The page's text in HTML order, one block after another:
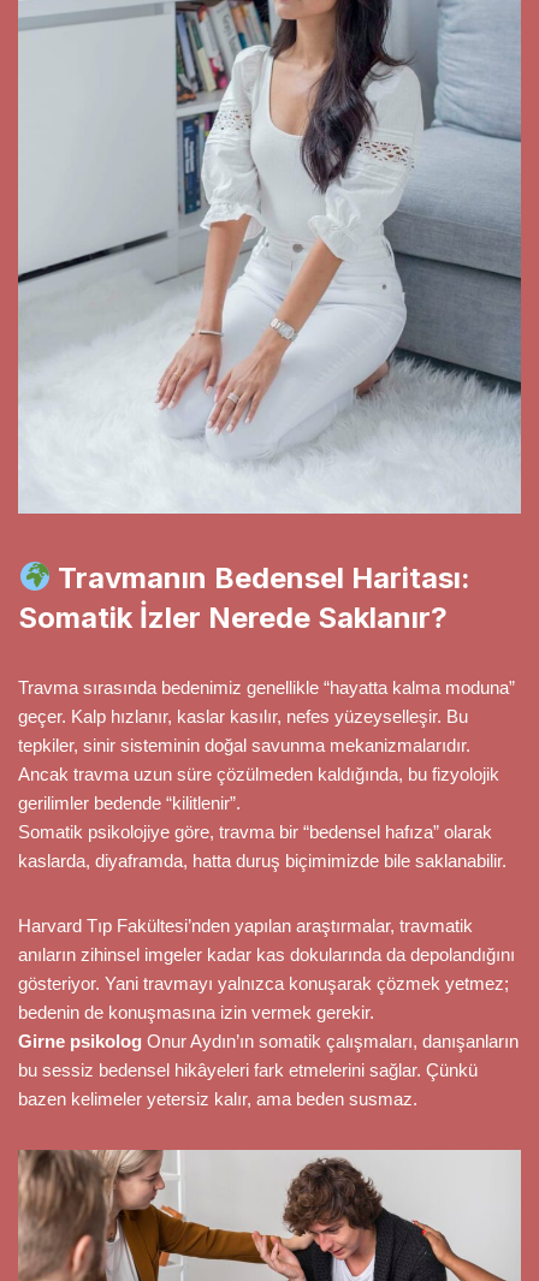
Travmanın Bedensel Haritası:
Somatik İzler Nerede Saklanır?
Travma sırasında bedenimiz genellikle “hayatta kalma moduna”
geçer. Kalp hızlanır, kaslar kasılır, nefes yüzeyselleşir. Bu
tepkiler, sinir sisteminin doğal savunma mekanizmalarıdır.
Ancak travma uzun süre çözülmeden kaldığında, bu fizyolojik
gerilimler bedende “kilitlenir”.
Somatik psikolojiye göre, travma bir “bedensel hafıza” olarak
kaslarda, diyaframda, hatta duruş biçimimizde bile saklanabilir.
Harvard Tıp Fakültesi’nden yapılan araştırmalar, travmatik
anıların zihinsel imgeler kadar kas dokularında da depolandığını
gösteriyor. Yani travmayı yalnızca konuşarak çözmek yetmez;
bedenin de konuşmasına izin vermek gerekir.
Girne psikolog Onur Aydın’ın somatik çalışmaları, danışanların
bu sessiz bedensel hikâyeleri fark etmelerini sağlar. Çünkü
bazen kelimeler yetersiz kalır, ama beden susmaz.